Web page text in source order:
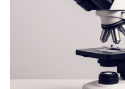
Betroffenen zu verbessern.
diesem Jahr wieder
Preis aus. Er richtet sich gezielt
Forscherinnen und Forscher
werden soll eine
hochrangige wissenschaftliche